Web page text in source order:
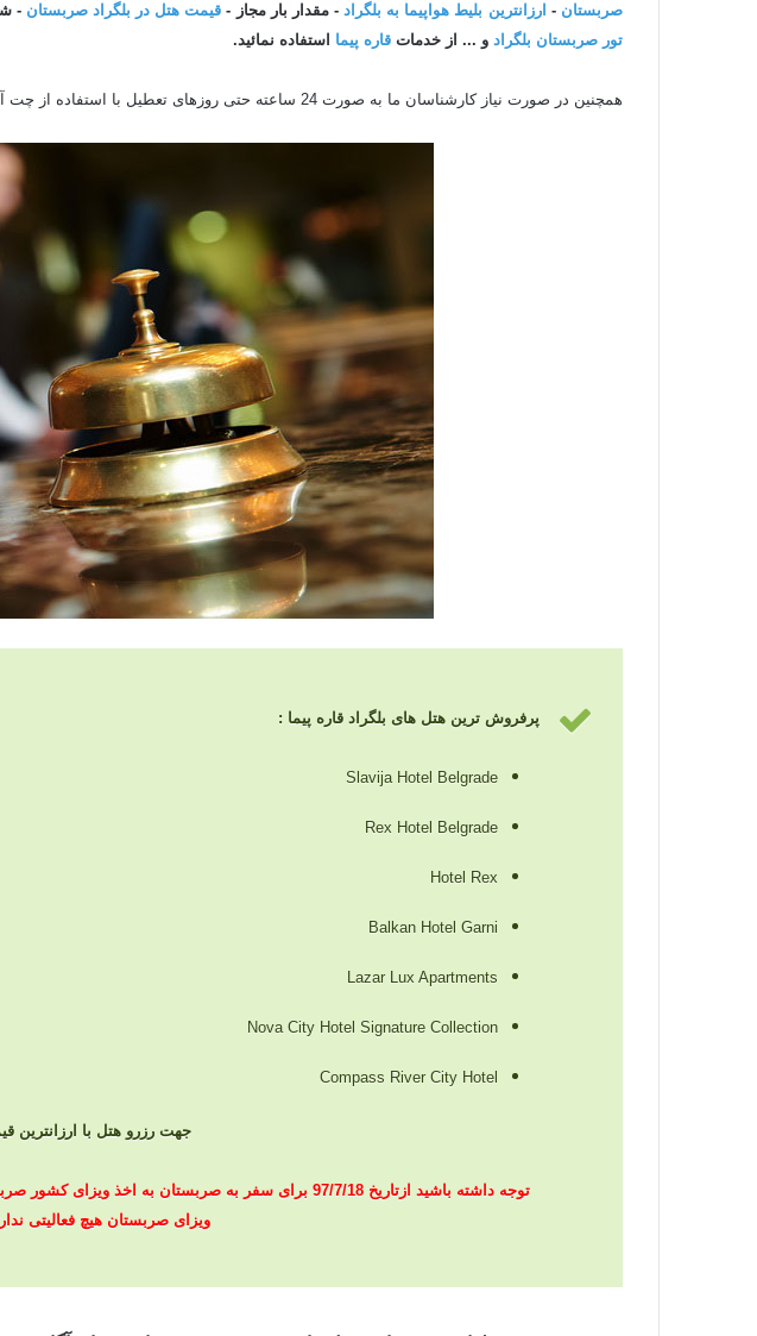
صربستان - ارزانترین بلیط هواپیما به بلگراد- مقدار بار مجاز - قیمت هتل در بلگراد صربستان -
تورصربستان بلگرادو ... از خدماتقاره پیما استفاده نمائید.
همچنین در صورت نیاز کارشناسان ما به صورت 24 ساعته حتی روزهای تعطیل با استفاده از چت آنلاین سایت و تلفن و ایمیل آماده پاسخگویی به سوالات شما هستند .
پرفروش ترین هتل های بلگراد قاره پیما :
Slavija Hotel Belgrade
Rex Hotel Belgrade
Hotel Rex
Balkan Hotel Garni
Lazar Lux Apartments
Nova City Hotel Signature Collection
Compass River City Hotel
جهت رزرو هتل با ارزانترین قیمت بل شماره
توجه داشته باشید ازتاریخ 97/7/18 برای سفر به
ویزای صربستان هیچ فعالیتی